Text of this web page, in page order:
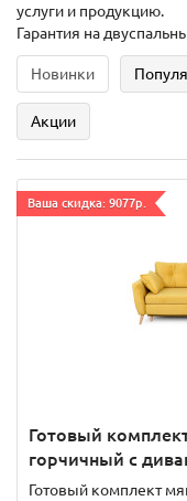
услуги и продукцию.
Гарантия на
Новинки
Акции
Ваша скидка: 9077р.
Готовый
горчичный с
Готовый комплект